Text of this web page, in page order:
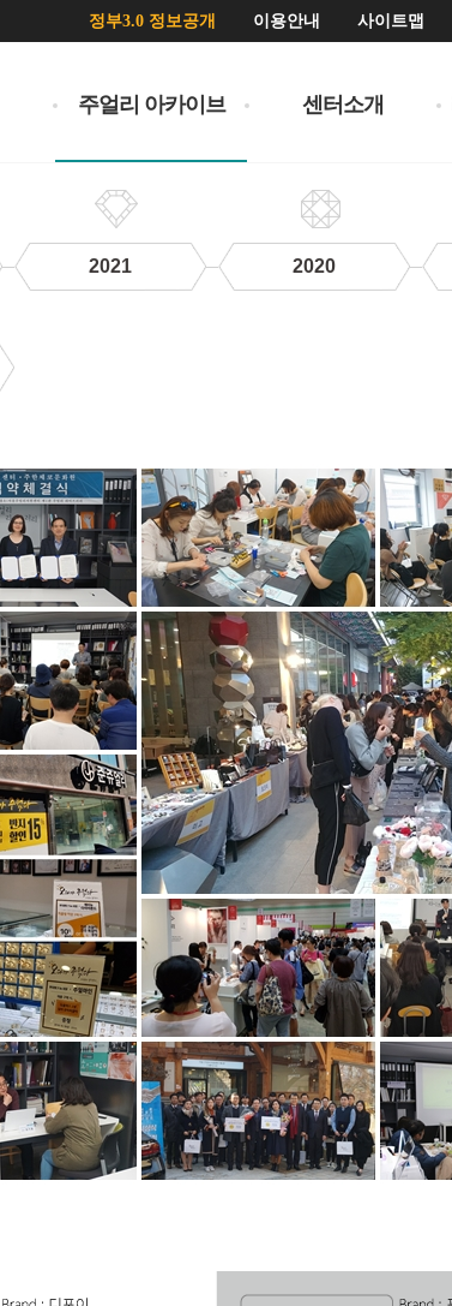
정부3.0 정보공개 이용안내 사이트맵
주얼리 아카이브 센터소개
2021 2020